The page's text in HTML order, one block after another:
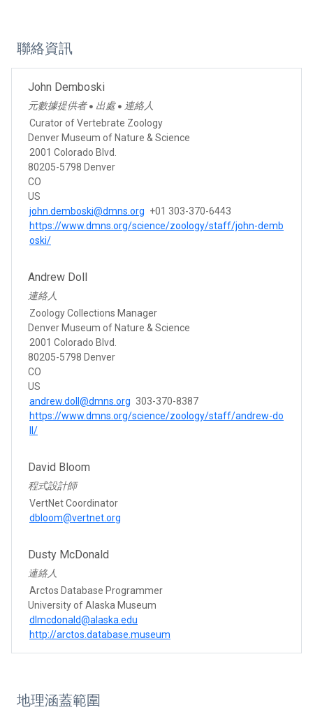
聯絡資訊
John Demboski
元數據提供者 ● 出處 ● 連絡人
Curator of Vertebrate Zoology
Denver Museum of Nature & Science
2001 Colorado Blvd.
80205-5798 Denver
CO
US
john.demboski@dmns.org +01 303-370-6443
https://www.dmns.org/science/zoology/staff/john-demb
oski/
Andrew Doll
連絡人
Zoology Collections Manager
Denver Museum of Nature & Science
2001 Colorado Blvd.
80205-5798 Denver
CO
US
andrew.doll@dmns.org 303-370-8387
https://www.dmns.org/science/zoology/staff/andrew-do
ll/
David Bloom
程式設計師
VertNet Coordinator
dbloom@vertnet.org
Dusty McDonald
連絡人
Arctos Database Programmer
University of Alaska Museum
dlmcdonald@alaska.edu
http://arctos.database.museum
地理涵蓋範圍